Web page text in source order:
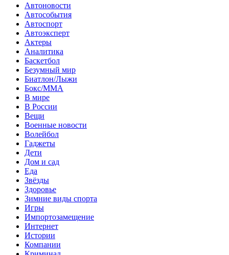
Автоновости
Автособытия
Автоспорт
Автоэксперт
Актеры
Аналитика
Баскетбол
Безумный мир
Биатлон/Лыжи
Бокс/MMA
В мире
В России
Вещи
Военные новости
Волейбол
Гаджеты
Дети
Дом и сад
Еда
Звёзды
Здоровье
Зимние виды спорта
Игры
Импортозамещение
Интернет
Истории
Компании